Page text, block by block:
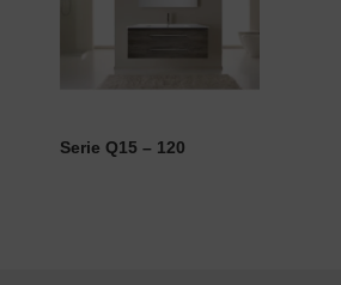
Serie Q15 – 120